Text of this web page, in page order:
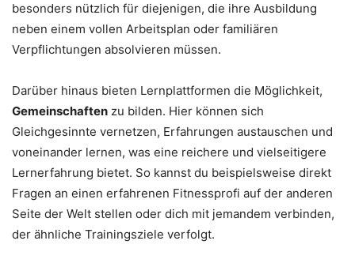
besonders nützlich für diejenigen, die ihre Ausbildung
neben einem vollen Arbeitsplan oder familiären
Verpflichtungen absolvieren müssen.
Darüber hinaus bieten Lernplattformen die Möglichkeit,
Gemeinschaften zu bilden. Hier können sich
Gleichgesinnte vernetzen, Erfahrungen austauschen und
voneinander lernen, was eine reichere und vielseitigere
Lernerfahrung bietet. So kannst du beispielsweise direkt
Fragen an einen erfahrenen Fitnessprofi auf der anderen
Seite der Welt stellen oder dich mit jemandem verbinden,
der ähnliche Trainingsziele verfolgt.